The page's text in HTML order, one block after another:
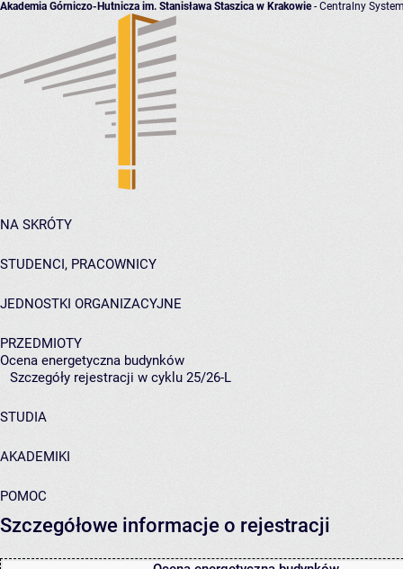
Akademia Górniczo-Hutnicza im. Stanisława Staszica w Krakowie- Centralny
NA SKRÓTY
STUDENCI, PRACOWNICY
JEDNOSTKI ORGANIZACYJNE
PRZEDMIOTY
Ocena energetyczna budynków
Szczegóły rejestracji w cyklu 25/26-L
STUDIA
AKADEMIKI
POMOC
Szczegółowe informacje o rejestracji